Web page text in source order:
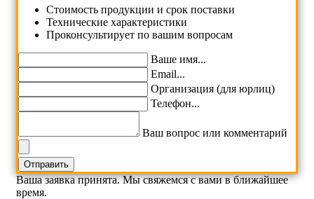
Cтоимость продукции и срок поставки
Технические характеристики
Проконсультирует по вашим вопросам
Ваше имя...
Email...
Организация (для юрлиц)
Телефон...
Ваш вопрос или комментарий
Ваша заявка принята. Мы свяжемся с вами в ближайшее
время.